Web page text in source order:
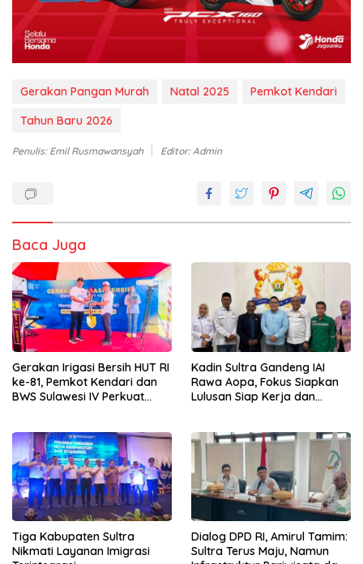
Gerakan Pangan Murah Natal 2025
Pemkot Kendari
Tahun Baru 2026
Penulis: Emil Rusmawansyah Editor: Admin
Baca Juga
Gerakan Irigasi Bersih HUT RI
ke-81, Pemkot Kendari dan
BWS Sulawesi IV Perkuat
Kadin Sultra Gandeng IAI
Rawa Aopa, Fokus Siapkan
Lulusan Siap Kerja dan
Tiga Kabupaten Sultra
Nikmati Layanan Imigrasi
Dialog DPD RI, Amirul Tamim:
Sultra Terus Maju, Namun